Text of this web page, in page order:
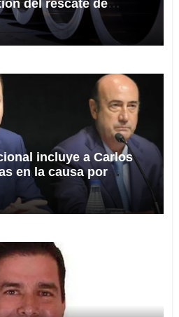
del rescate de
incluye a Carlos
en la causa por
en el rescate
a Tubos Reunidos